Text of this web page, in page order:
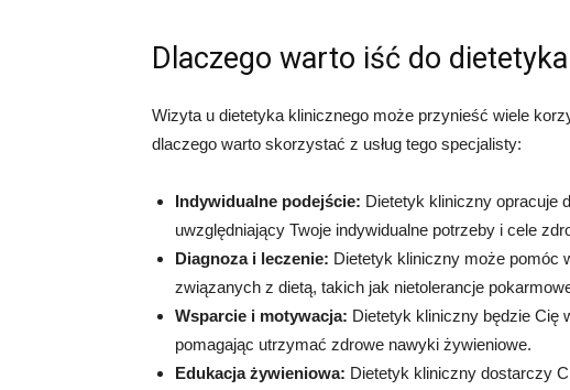
Dlaczego warto iść do
Wizyta u dietetyka klinicznego może przynieść wiele
dlaczego warto skorzystać z usług tego specjalisty:
Indywidualne podejście: Dietetyk kliniczny opracuje
uwzględniający Twoje indywidualne potrzeby i cele
Diagnoza i leczenie: Dietetyk kliniczny może pomóc
związanych z dietą, takich jak nietolerancje
Wsparcie i motywacja: Dietetyk kliniczny będzie Cię
pomagając utrzymać zdrowe nawyki żywieniowe.
Edukacja żywieniowa: Dietetyk kliniczny dostarczy